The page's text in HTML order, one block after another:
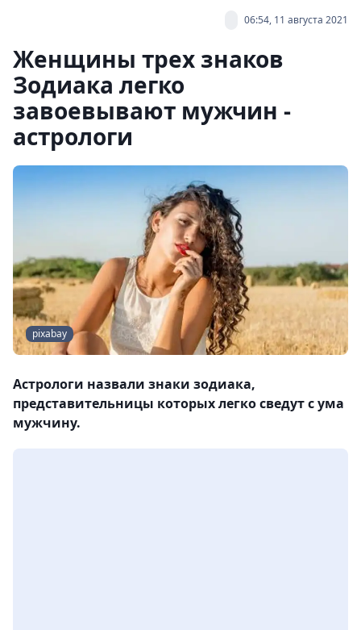
06:54, 11 августа 2021
Женщины трех знаков
Зодиака легко
завоевывают мужчин -
астрологи
pixabay
Астрологи назвали знаки зодиака,
представительницы которых легко сведут с ума
мужчину.